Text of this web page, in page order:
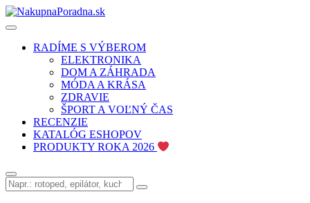
RADÍME S VÝBEROM
ELEKTRONIKA
DOM A ZÁHRADA
MÓDA A KRÁSA
ZDRAVIE
ŠPORT A VOĽNÝ ČAS
RECENZIE
KATALÓG ESHOPOV
PRODUKTY ROKA 2026